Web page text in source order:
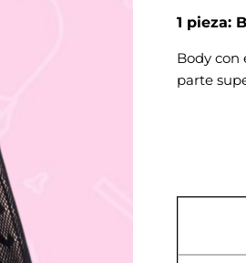
1 pieza:
Body con
parte